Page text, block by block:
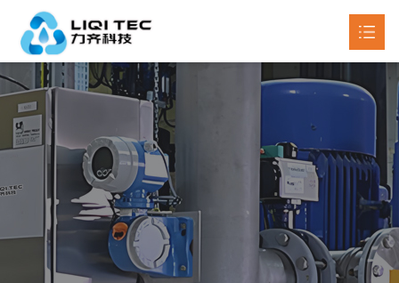
首页
关于我们
产品中心 
新闻动态 
工程案例